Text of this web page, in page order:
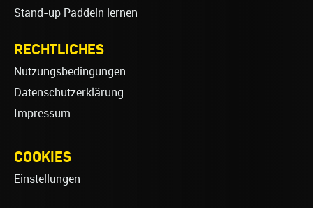
Stand-up Paddeln lernen
RECHTLICHES
Nutzungsbedingungen
Datenschutzerklärung
Impressum
COOKIES
Einstellungen